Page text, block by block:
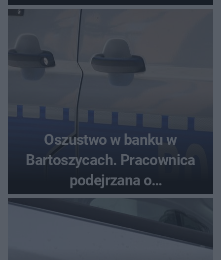
samochodu
Oszustwo w banku w
Bartoszycach. Pracownica
podejrzana o
przywłaszczenie 470 000 zł